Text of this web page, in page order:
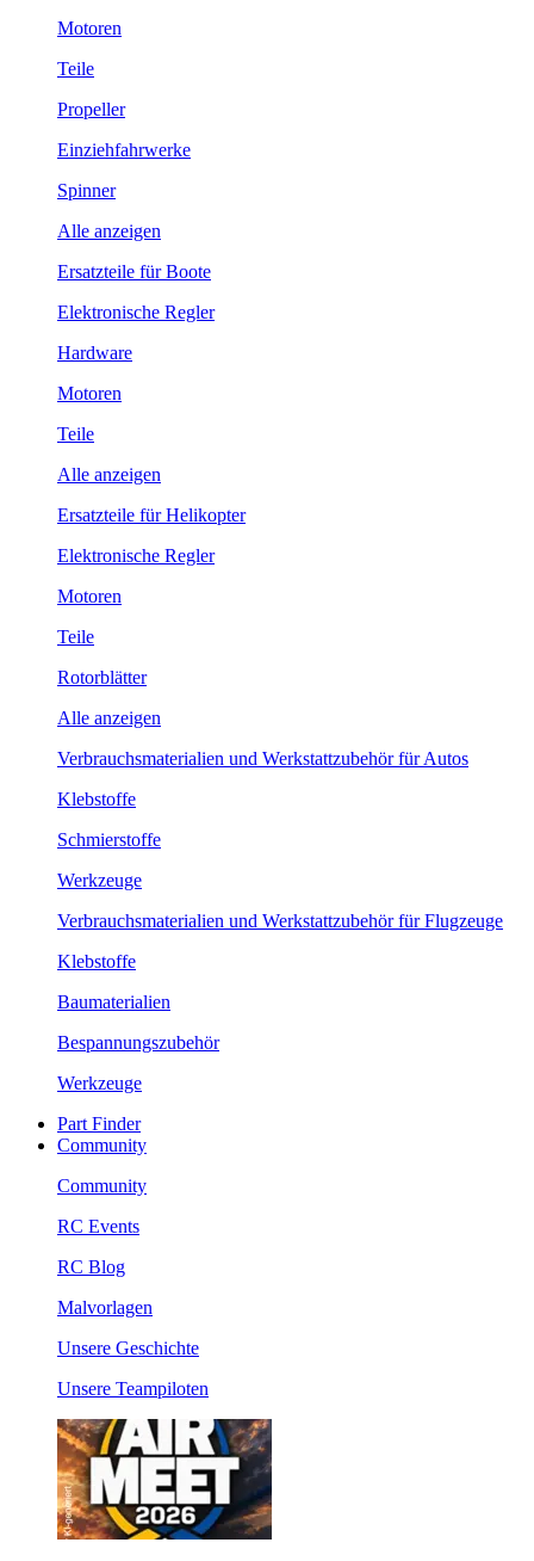
Motoren
Teile
Propeller
Einziehfahrwerke
Spinner
Alle anzeigen
Ersatzteile für Boote
Elektronische Regler
Hardware
Motoren
Teile
Alle anzeigen
Ersatzteile für Helikopter
Elektronische Regler
Motoren
Teile
Rotorblätter
Alle anzeigen
Verbrauchsmaterialien und Werkstattzubehör für Autos
Klebstoffe
Schmierstoffe
Werkzeuge
Verbrauchsmaterialien und Werkstattzubehör für Flugzeuge
Klebstoffe
Baumaterialien
Bespannungszubehör
Werkzeuge
Part Finder
Community
Community
RC Events
RC Blog
Malvorlagen
Unsere Geschichte
Unsere Teampiloten